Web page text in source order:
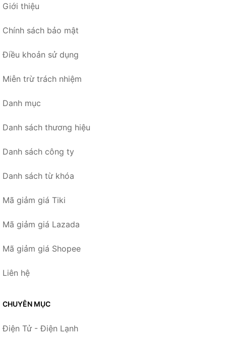
Giới thiệu
Chính sách bảo mật
Điều khoản sử dụng
Miễn trừ trách nhiệm
Danh mục
Danh sách thương hiệu
Danh sách công ty
Danh sách từ khóa
Mã giảm giá Tiki
Mã giảm giá Lazada
Mã giảm giá Shopee
Liên hệ
CHUYÊN MỤC
Điện Tử - Điện Lạnh